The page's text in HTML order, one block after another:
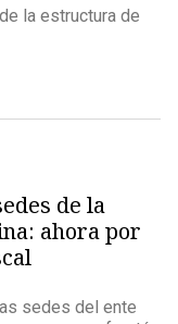
la estructura de
de la
ahora por
sedes del ente